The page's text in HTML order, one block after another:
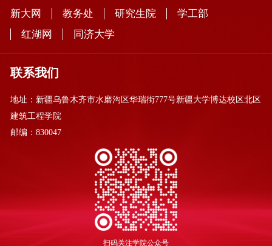
新大网 教务处 研究生院
学工部
红湖网
同济大学
联系我们
地址：新疆乌鲁木齐市水磨沟区华瑞街777号新疆大学博达校区北区
建筑工程学院
邮编：830047
扫码关注学院公众号